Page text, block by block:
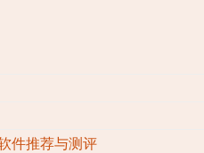
件推荐与测评